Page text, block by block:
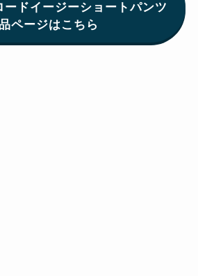
ードイージーショートパンツ
ページはこちら